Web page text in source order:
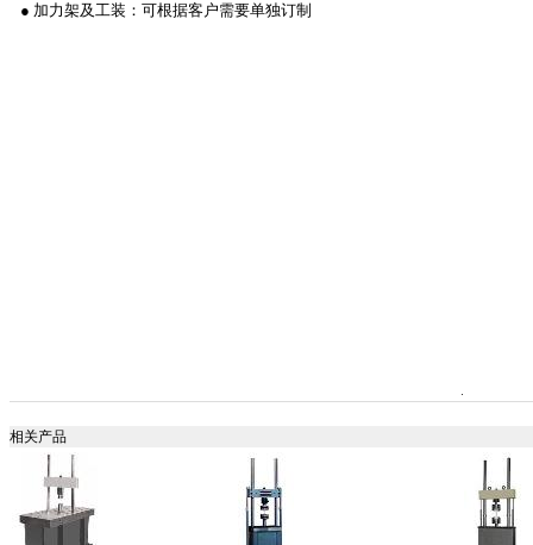
● 加力架及工装：可根据客户需要单独订制
相关产品